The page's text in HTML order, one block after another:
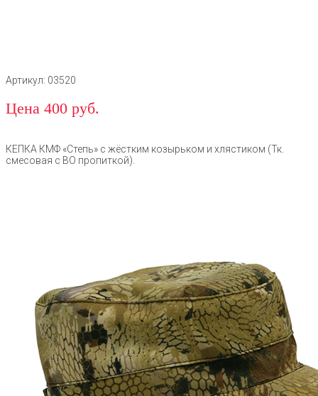
Артикул: 03520
Цена 400 руб.
КЕПКА КМФ «Степь» с жёстким козырьком и хлястиком (Тк.
смесовая с ВО пропиткой).